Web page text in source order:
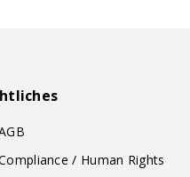
/ Human Rights